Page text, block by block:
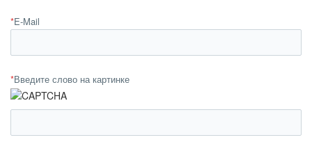
*E-Mail
*Введите слово на картинке